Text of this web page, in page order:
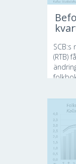
SCB:s
(RTB)